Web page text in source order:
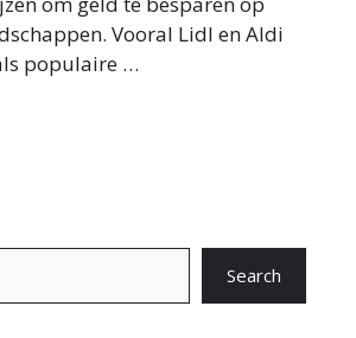
Vooral Lidl en Aldi
populaire …
Search